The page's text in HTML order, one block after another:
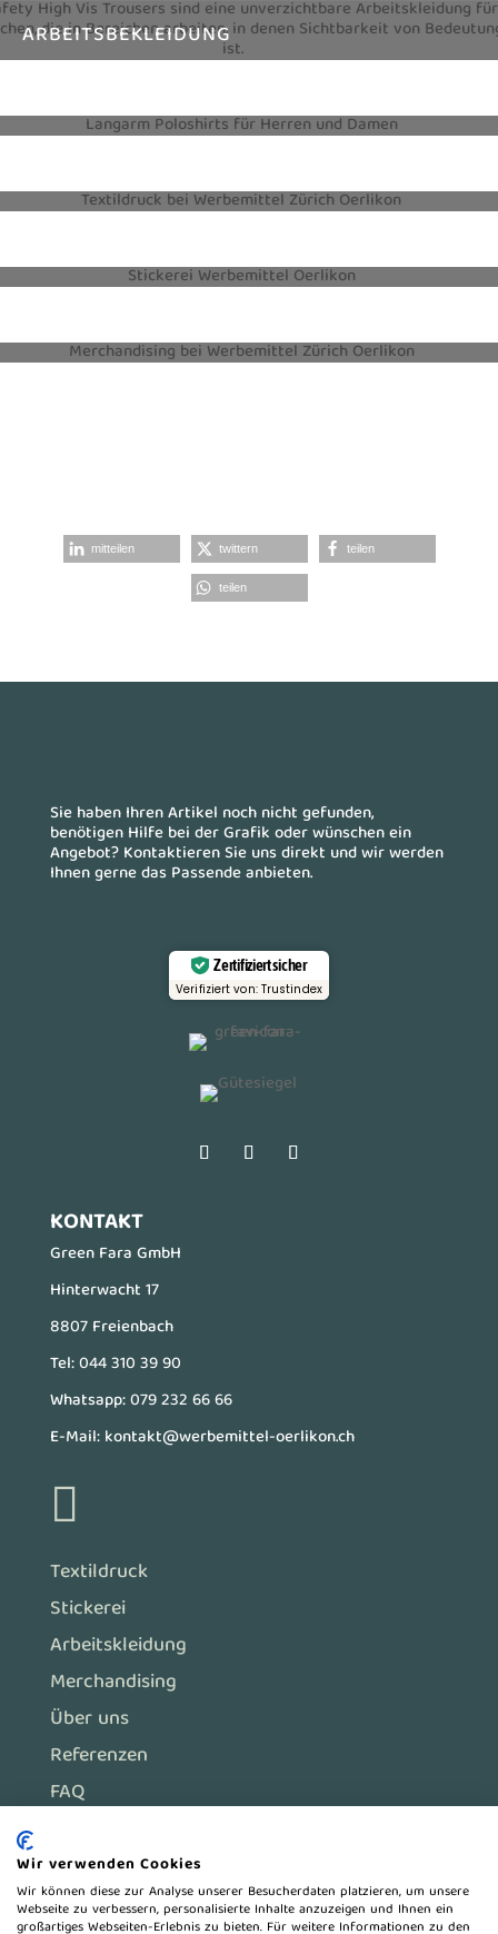
ARBEITSBEKLEIDUNG
TEXTILIEN
TEXTILDRUCK
STICKEREI
MERCHANDISING
mitteilen twittern teilen
teilen
Sie haben Ihren Artikel noch nicht gefunden,
benötigen Hilfe bei der Grafik oder wünschen ein
Angebot? Kontaktieren Sie uns direkt und wir werden
Ihnen gerne das Passende anbieten.
Zertifiziert sicher
Verifiziert von: Trustindex
KONTAKT
Green Fara GmbH
Hinterwacht 17
8807 Freienbach
Tel:044 310 39 90
Whatsapp:079 232 66 66
E-Mail:kontakt@werbemittel-oerlikon.ch

Textildruck
Stickerei
Arbeitskleidung
Merchandising
Über uns
Referenzen
FAQ
Impressum
Wir verwenden Cookies
Wir können diese zur Analyse unserer Besucherdaten platzieren, um unsere
Webseite zu verbessern, personalisierte Inhalte anzuzeigen und Ihnen ein
großartiges Webseiten-Erlebnis zu bieten. Für weitere Informationen zu den